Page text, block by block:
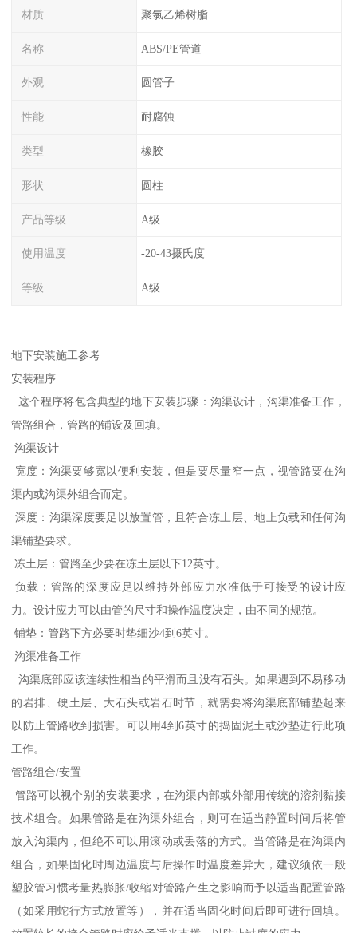
材质 聚氯乙烯树脂
名称 ABS/PE管道
外观 圆管子
性能 耐腐蚀
类型 橡胶
形状 圆柱
产品等级 A级
使用温度 -20-43摄氏度
等级 A级
地下安装施工参考
安装程序
这个程序将包含典型的地下安装步骤：沟渠设计，沟渠准备工作，
管路组合，管路的铺设及回填。
沟渠设计
宽度：沟渠要够宽以便利安装，但是要尽量窄一点，视管路要在沟
渠内或沟渠外组合而定。
深度：沟渠深度要足以放置管，且符合冻土层、地上负载和任何沟
渠铺垫要求。
冻土层：管路至少要在冻土层以下12英寸。
负载：管路的深度应足以维持外部应力水准低于可接受的设计应
力。设计应力可以由管的尺寸和操作温度决定，由不同的规范。
铺垫：管路下方必要时垫细沙4到6英寸。
沟渠准备工作
沟渠底部应该连续性相当的平滑而且没有石头。如果遇到不易移动
的岩排、硬土层、大石头或岩石时节，就需要将沟渠底部铺垫起来
以防止管路收到损害。可以用4到6英寸的捣固泥土或沙垫进行此项
工作。
管路组合/安置
管路可以视个别的安装要求，在沟渠内部或外部用传统的溶剂黏接
技术组合。如果管路是在沟渠外组合，则可在适当静置时间后将管
放入沟渠内，但绝不可以用滚动或丢落的方式。当管路是在沟渠内
组合，如果固化时周边温度与后操作时温度差异大，建议须依一般
塑胶管习惯考量热膨胀/收缩对管路产生之影响而予以适当配置管路
（如采用蛇行方式放置等），并在适当固化时间后即可进行回填。